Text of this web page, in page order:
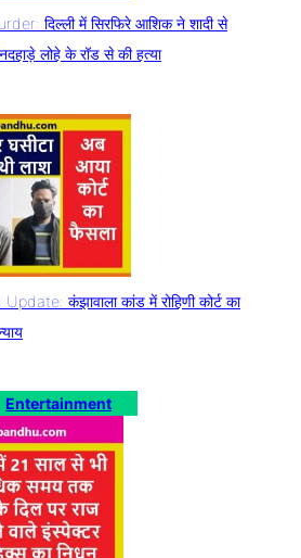
दिल्ली में सिरफिरे आशिक ने शादी से
लोहे के रॉड से की हत्या
कंझावाला कांड में रोहिणी कोर्ट का
Entertainment